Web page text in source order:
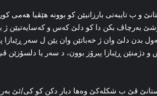
و ب تایبه‌تی بارزانیێن کو بوونه‌ هێڤیا هه‌می
به‌رچاڤ بکن دا کو دلێ که‌س و که‌سایه‌تیێن ژ
بدن دلێ وان ژ خه‌باتێن وان یێن ل سه‌ر ڕێبازا
ڕێبازا پیرۆز بوون، د سه‌ر یا دلسۆزێن
ڤێ ب شکله‌کێ وه‌ها دیار دکن کو کی/ئێ به‌رێ